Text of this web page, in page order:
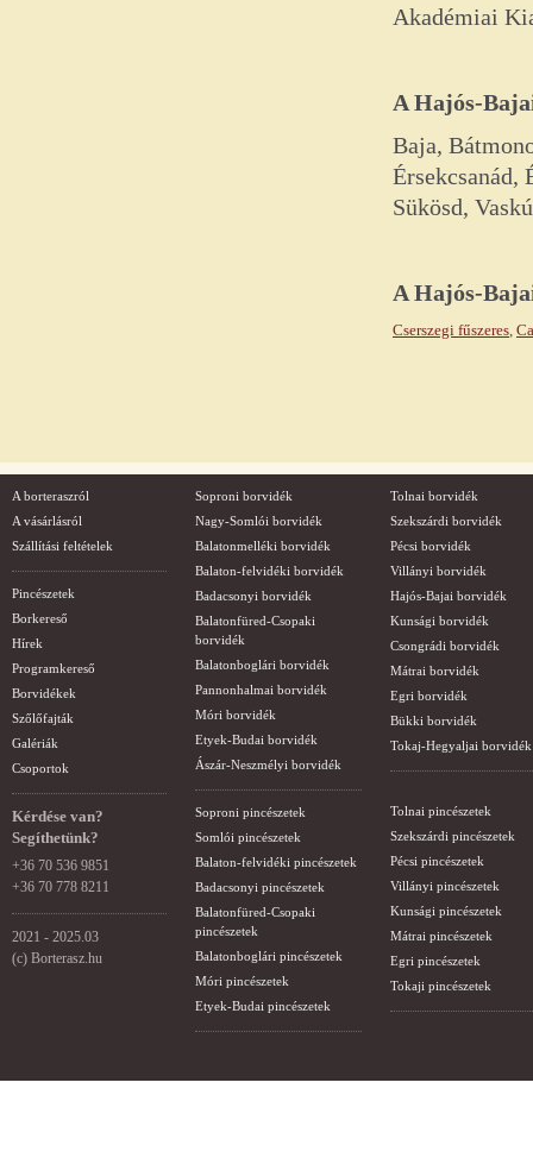
Akadémiai
A Hajós-
Baja,
Érsekcsanád,
Sükösd,
A Hajós-
Cserszegi fűszeres,
A borteraszról
A vásárlásról
Szállítási feltételek
Pincészetek
Borkereső
Hírek
Programkereső
Borvidékek
Szőlőfajták
Galériák
Csoportok
Kérdése van?
Segíthetünk?
+36 70 536 9851
+36 70 778 8211
2021 - 2025.03
(c) Borterasz.hu
Soproni borvidék
Nagy-Somlói borvidék
Balatonmelléki borvidék
Balaton-felvidéki borvidék
Badacsonyi borvidék
Balatonfüred-Csopaki
borvidék
Balatonboglári borvidék
Pannonhalmai borvidék
Móri borvidék
Etyek-Budai borvidék
Ászár-Neszmélyi borvidék
Soproni pincészetek
Somlói pincészetek
Balaton-felvidéki pincészetek
Badacsonyi pincészetek
Balatonfüred-Csopaki
pincészetek
Balatonboglári pincészetek
Móri pincészetek
Etyek-Budai pincészetek
Tolnai borvidék
Szekszárdi borvidék
Pécsi borvidék
Villányi borvidék
Hajós-Bajai borvidék
Kunsági borvidék
Csongrádi borvidék
Mátrai borvidék
Egri borvidék
Bükki borvidék
Tokaj-Hegyaljai borvidék
Tolnai pincészetek
Szekszárdi pincészetek
Pécsi pincészetek
Villányi pincészetek
Kunsági pincészetek
Mátrai pincészetek
Egri pincészetek
Tokaji pincészetek